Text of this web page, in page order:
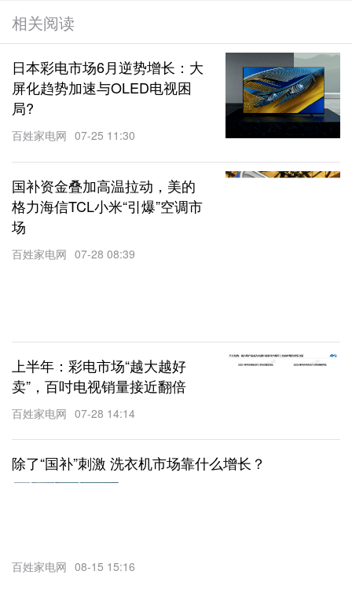
相关阅读
日本彩电市场6月逆势增长：大
屏化趋势加速与OLED电视困
局?
百姓家电网 07-25 11:30
国补资金叠加高温拉动，美的
格力海信TCL小米“引爆”空调市
场
百姓家电网 07-28 08:39
上半年：彩电市场“越大越好
卖”，百吋电视销量接近翻倍
百姓家电网 07-28 14:14
除了“国补”刺激 洗衣机市场靠什么增长？
百姓家电网 08-15 15:16